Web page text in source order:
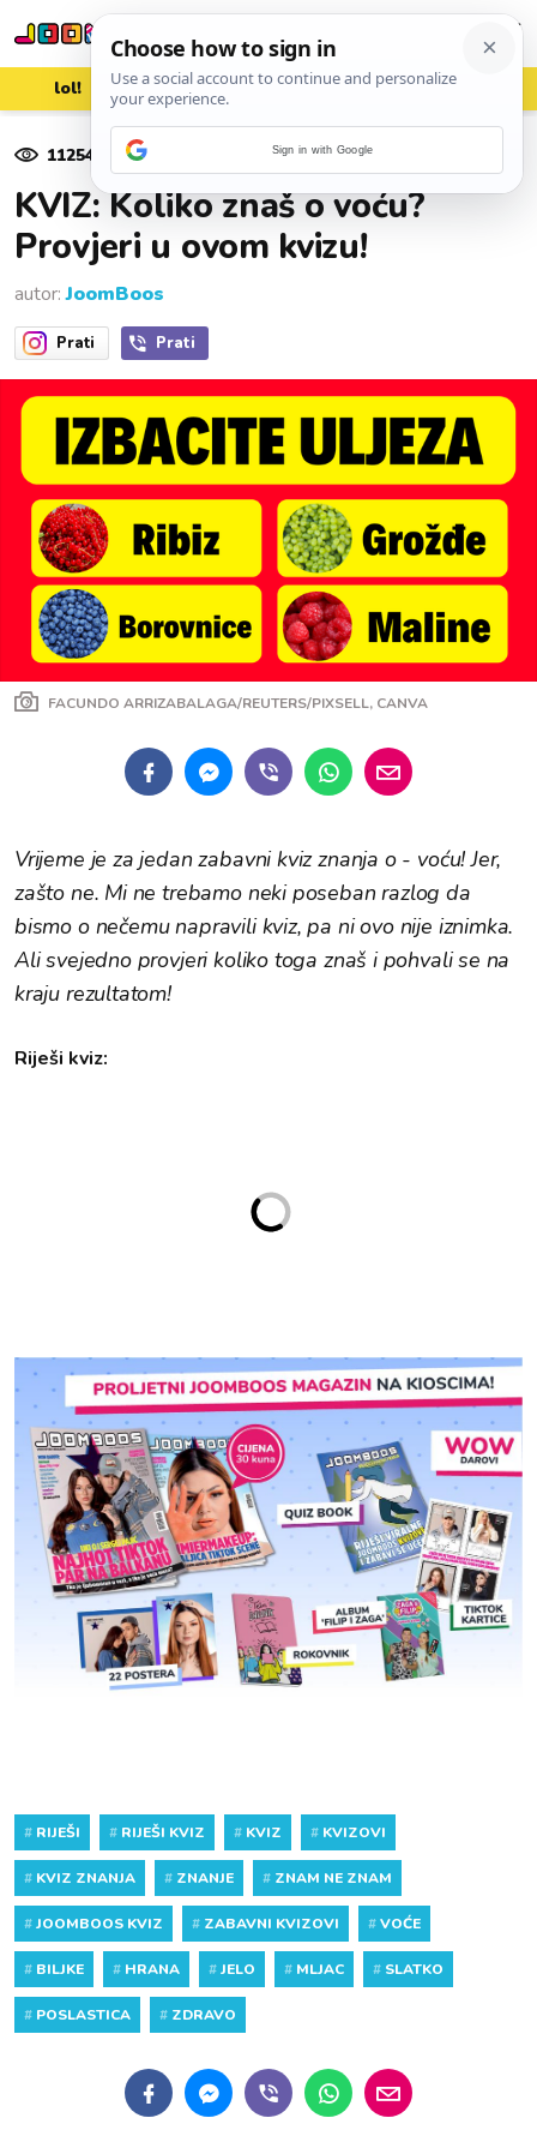
lol! aww vrh! woot?!
11254 pregleda
KVIZ: Koliko znaš o voću?
Provjeri u ovom kvizu!
autor:JoomBoos
Prati Prati
FACUNDO ARRIZABALAGA/REUTERS/PIXSELL, CANVA
Vrijeme je za jedan zabavni kviz znanja o - voću! Jer,
zašto ne. Mi ne trebamo neki poseban razlog da
bismo o nečemu napravili kviz, pa ni ovo nije iznimka.
Ali svejedno provjeri koliko toga znaš i pohvali se na
kraju rezultatom!
Riješi kviz:
# RIJEŠI # RIJEŠI KVIZ # KVIZ # KVIZOVI
# KVIZ ZNANJA # ZNANJE # ZNAM NE ZNAM
#JOOMBOOS KVIZ # ZABAVNI KVIZOVI #VOĆE
# BILJKE # HRANA #JELO # MLJAC # SLATKO
# POSLASTICA # ZDRAVO
Sign in with Google